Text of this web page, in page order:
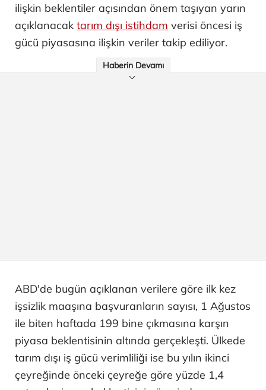
ilişkin beklentiler açısından önem taşıyan yarın
açıklanacak tarım dışı istihdam verisi öncesi iş
gücü piyasasına ilişkin veriler takip ediliyor.
Haberin Devamı
ABD'de bugün açıklanan verilere göre ilk kez
işsizlik maaşına başvuranların sayısı, 1 Ağustos
ile biten haftada 199 bine çıkmasına karşın
piyasa beklentisinin altında gerçekleşti. Ülkede
tarım dışı iş gücü verimliliği ise bu yılın ikinci
çeyreğinde önceki çeyreğe göre yüzde 1,4